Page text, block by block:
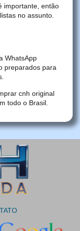
importante, então
no assunto.
WhatsApp
preparados para
cnh original
todo o Brasil.